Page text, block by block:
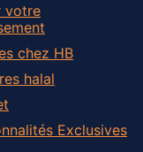
votre
chez HB
halal
Exclusives